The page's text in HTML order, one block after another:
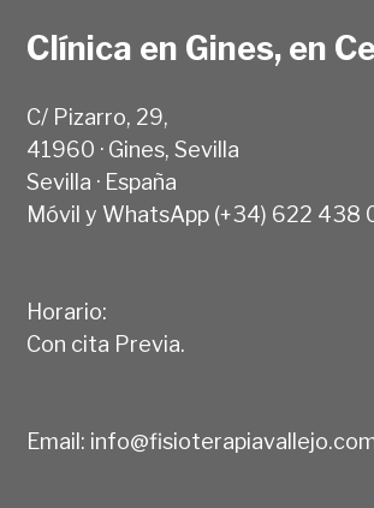
Clínica en Gines, en
C/ Pizarro, 29,
41960 · Gines, Sevilla
Sevilla · España
Móvil y WhatsApp (+34) 622 438
Horario:
Con cita Previa.
Email: